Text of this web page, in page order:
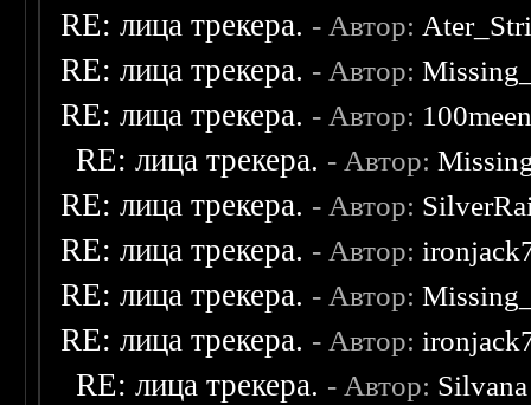
RE: лица трекера. - Автор:
RE: лица трекера. - Автор:
RE: лица трекера. - Автор:
RE: лица трекера. - Автор:
RE: лица трекера. - Автор:
RE: лица трекера. - Автор:
RE: лица трекера. - Автор:
RE: лица трекера. - Автор:
RE: лица трекера. - Автор: Silvana